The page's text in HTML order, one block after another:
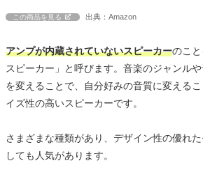
この商品を見る 出典：Amazon
アンプが内蔵されていないスピーカーのこ
スピーカー」と呼びます。音楽のジャンル
を変えることで、自分好みの音質に変える
イズ性の高いスピーカーです。
さまざまな種類があり、デザイン性の優れ
しても人気があります。